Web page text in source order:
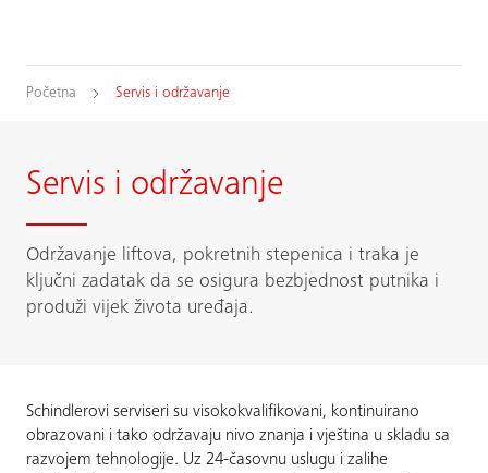
Početna Servis i održavanje
Servis i održavanje
Održavanje liftova, pokretnih stepenica i traka je
ključni zadatak da se osigura bezbjednost putnika i
produži vijek života uređaja.
Schindlerovi serviseri su visokokvalifikovani, kontinuirano
obrazovani i tako održavaju nivo znanja i vještina u skladu sa
razvojem tehnologije. Uz 24-časovnu uslugu i zalihe